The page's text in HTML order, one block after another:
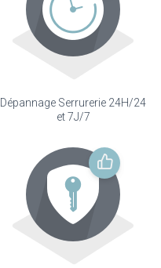
Dépannage Serrurerie 24H/24
et 7J/7